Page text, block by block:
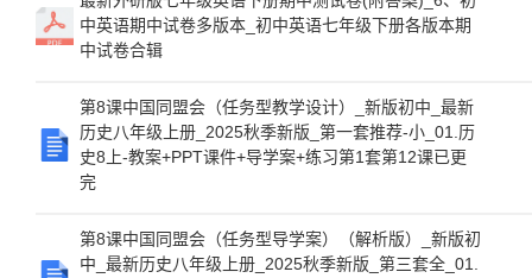
中英语期中试卷多版本_初中英语七年级下册各版本期
中试卷合辑
第8课中国同盟会（任务型教学设计）_新版初中_最新
历史八年级上册_2025秋季新版_第一套推荐-小_01.历
史8上-教案+PPT课件+导学案+练习第1套第12课已更
完
第8课中国同盟会（任务型导学案）（解析版）_新版初
中_最新历史八年级上册_2025秋季新版_第三套全_01.